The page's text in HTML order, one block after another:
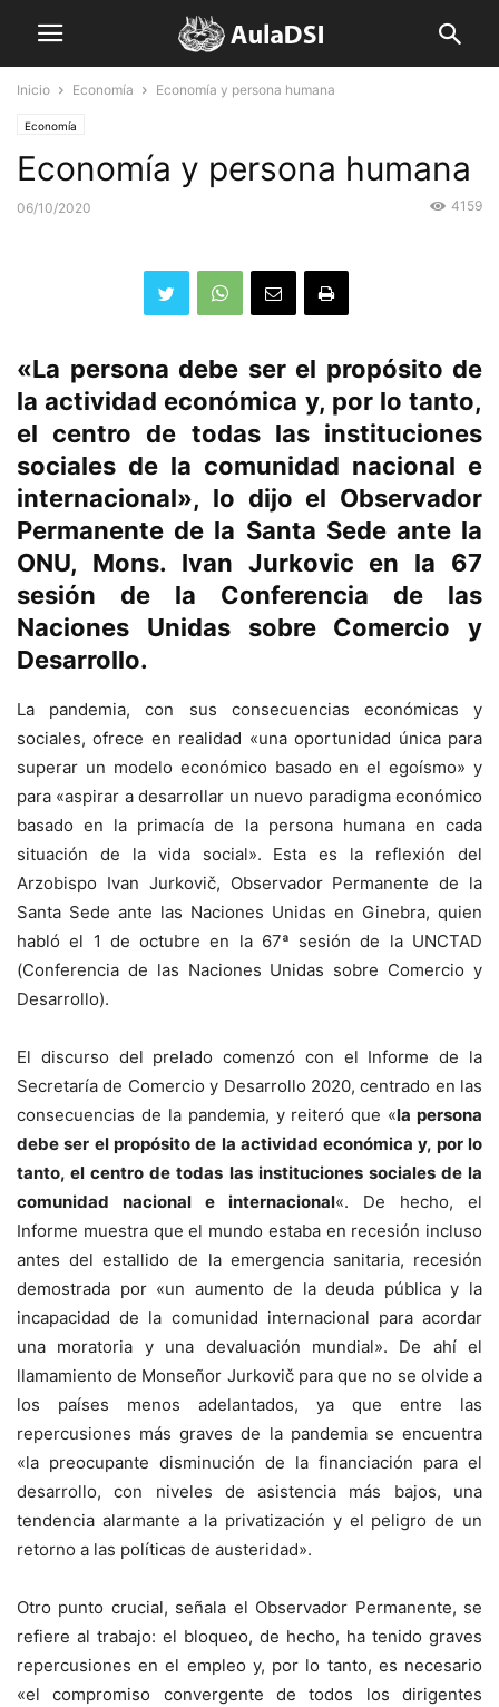
Inicio Economía Economía y persona humana
Economía
Economía y persona humana
06/10/2020 4159
«La persona debe ser el propósito de
la actividad económica y, por lo tanto,
el centro de todas las instituciones
sociales de la comunidad nacional e
internacional», lo dijo el Observador
Permanente de la Santa Sede ante la
ONU, Mons. Ivan Jurkovic en la 67
sesión de la Conferencia de las
Naciones Unidas sobre Comercio y
Desarrollo.
La pandemia, con sus consecuencias económicas y
sociales, ofrece en realidad «una oportunidad única para
superar un modelo económico basado en el egoísmo» y
para «aspirar a desarrollar un nuevo paradigma económico
basado en la primacía de la persona humana en cada
situación de la vida social». Esta es la reflexión del
Arzobispo Ivan Jurkovič, Observador Permanente de la
Santa Sede ante las Naciones Unidas en Ginebra, quien
habló el 1 de octubre en la 67ª sesión de la UNCTAD
(Conferencia de las Naciones Unidas sobre Comercio y
Desarrollo).
El discurso del prelado comenzó con el Informe de la
Secretaría de Comercio y Desarrollo 2020, centrado en las
consecuencias de la pandemia, y reiteró que «la persona
debe ser el propósito de la actividad económica y, por lo
tanto, el centro de todas las instituciones sociales de la
comunidad nacional e internacional«. De hecho, el
Informe muestra que el mundo estaba en recesión incluso
antes del estallido de la emergencia sanitaria, recesión
demostrada por «un aumento de la deuda pública y la
incapacidad de la comunidad internacional para acordar
una moratoria y una devaluación mundial». De ahí el
llamamiento de Monseñor Jurkovič para que no se olvide a
los países menos adelantados, ya que entre las
repercusiones más graves de la pandemia se encuentra
«la preocupante disminución de la financiación para el
desarrollo, con niveles de asistencia más bajos, una
tendencia alarmante a la privatización y el peligro de un
retorno a las políticas de austeridad».
Otro punto crucial, señala el Observador Permanente, se
refiere al trabajo: el bloqueo, de hecho, ha tenido graves
repercusiones en el empleo y, por lo tanto, es necesario
«el compromiso convergente de todos los dirigentes